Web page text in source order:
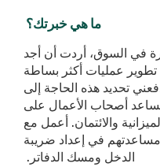
ما هي خبرتك؟
في السوق، أردت أن أجد
عمليات أكثر بساطة
تحديد هذه الحاجة إلى
أصحاب الأعمال على
والائتمان. أعمل مع
في إعداد ضريبة
الدخل ومسك الدفاتر.